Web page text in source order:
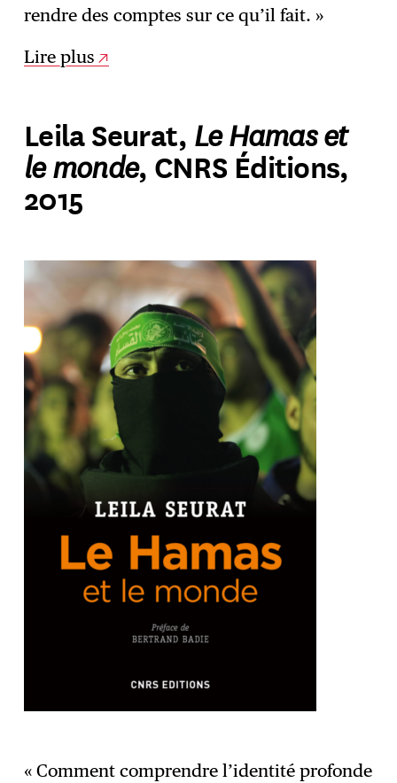
rendre des comptes sur ce qu’il fait. »
Lire plus
Leila Seurat, Le Hamas et
le monde, CNRS Éditions,
2015
« Comment comprendre l’identité profonde